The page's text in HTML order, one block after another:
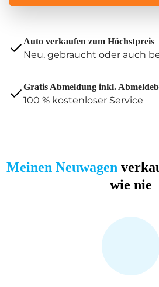
Auto verkaufen zum Höchstpreis
Neu, gebraucht oder auch
Gratis Abmeldung inkl.
100 % kostenloser Service
Meinen Neuwagen
wie nie